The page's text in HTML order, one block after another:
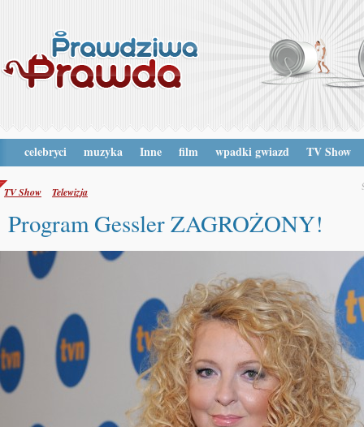
celebryci muzyka Inne film wpadki gwiazd TV Show
TV Show Telewizja
Program Gessler ZAGROŻONY!